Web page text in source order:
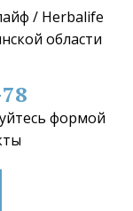
/ Herbalife
области
формой